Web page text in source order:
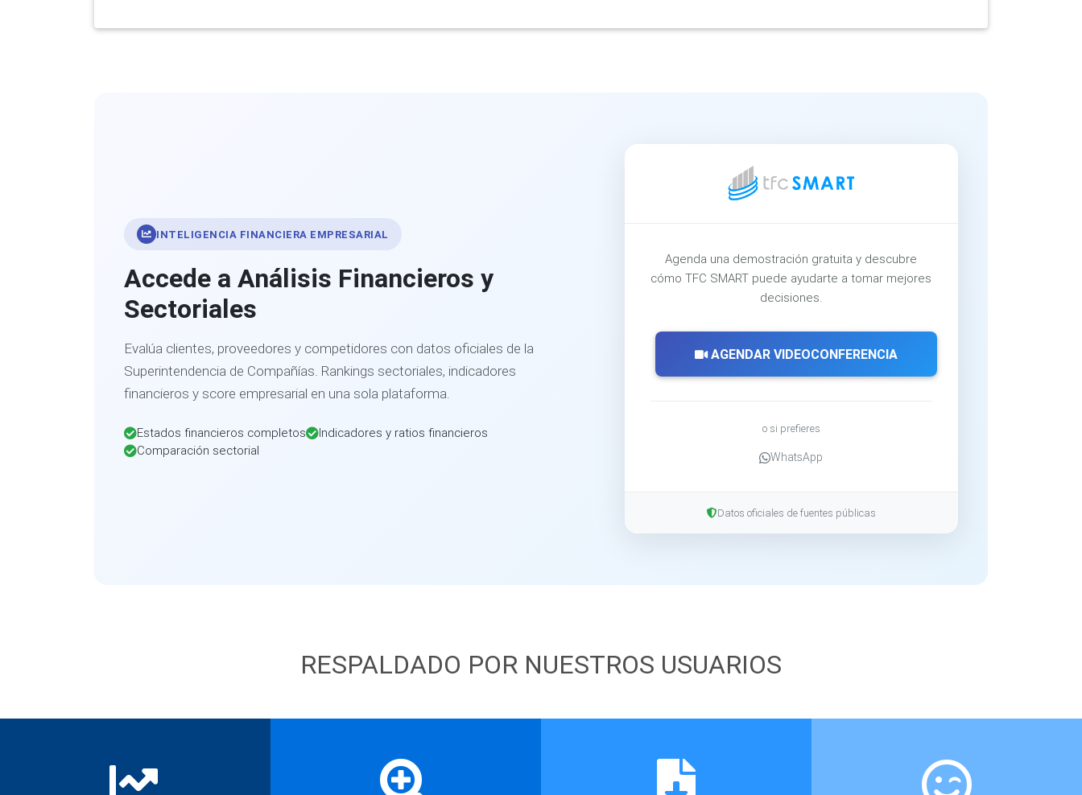
INTELIGENCIA FINANCIERA EMPRESARIAL
Accede a Análisis Financieros y
Sectoriales
Evalúa clientes, proveedores y competidores con datos oficiales de la
Superintendencia de Compañías. Rankings sectoriales, indicadores
financieros y score empresarial en una sola plataforma.
Estados financieros completos
Indicadores y ratios financieros
Comparación sectorial
Agenda una demostración gratuita y descubre
cómo TFC SMART puede ayudarte a tomar mejores
decisiones.
AGENDAR VIDEOCONFERENCIA
o si prefieres
WhatsApp
Datos oficiales de fuentes públicas
RESPALDADO POR NUESTROS USUARIOS